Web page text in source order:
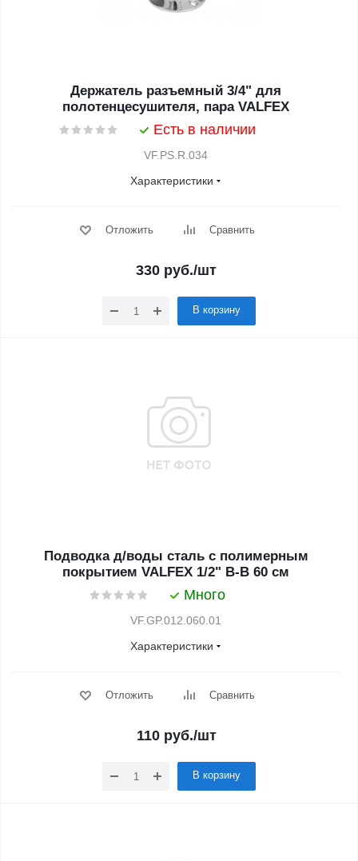
Держатель разъемный 3/4" для
полотенцесушителя, пара VALFEX
Есть в наличии
VF.PS.R.034
Характеристики
Отложить Сравнить
330 руб./шт
В корзину
Подводка д/воды сталь с полимерным
покрытием VALFEX 1/2" В-В 60 см
Много
VF.GP.012.060.01
Характеристики
Отложить Сравнить
110руб./шт
В корзину